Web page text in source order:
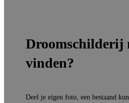
Droomschilderij
vinden?
Deel je eigen foto, een bestaand